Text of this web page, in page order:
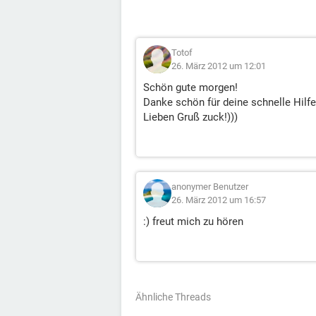
Totof
26. März 2012 um 12:01
Schön gute morgen!
Danke schön für deine schnelle
Lieben Gruß zuck!)))
anonymer Benutzer
26. März 2012 um 16:57
:) freut mich zu hören
Ähnliche Threads